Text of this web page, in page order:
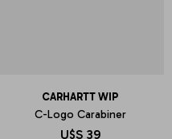
CARHARTT WIP
C-Logo Carabiner
U$S 39